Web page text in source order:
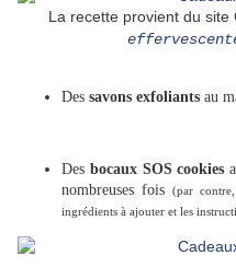
La recette provient du site
Des savons exfoliants au
Des bocaux SOS cookies
nombreuses fois
(par
ingrédients à ajouter et les